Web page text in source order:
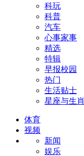
科玩
科普
汽车
心事家事
精选
特辑
早报校园
热门
生活贴士
星座与生肖
体育
视频
新闻
娱乐